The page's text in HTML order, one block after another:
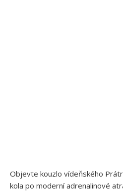
Objevte kouzlo vídeňského
kola po moderní adrenalinové